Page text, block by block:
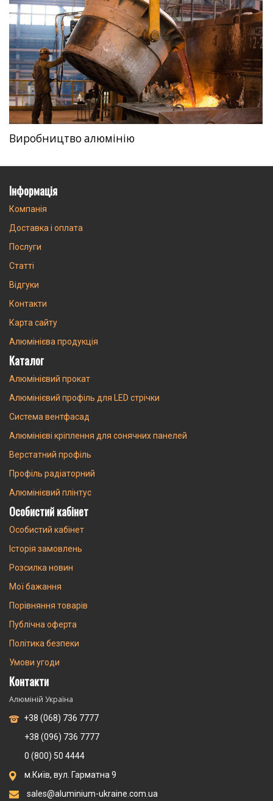
Виробництво алюмінію
Інформація
Компанія
Доставка і оплата
Послуги
Статті
Відгуки
Контакти
Карта сайту
Алюмінієва продукція
Каталог
Алюмінієвий прокат
Алюмінієвий профіль для LED стрічки
Система вентфасад
Алюмінієві кріплення для сонячних панелей
Верстатний профіль
Профіль радіаторний
Алюмінієвий плінтус
Особистий кабінет
Особистий кабінет
Історія замовлень
Розсилка новин
Мої бажання
Порівняння товарів
Публічна оферта
Політика безпеки
Умови угоди
Контакти
Алюміній Україна
+38 (068) 736 7777
+38 (096) 736 7777
0 (800) 50 4444
м.Київ, вул. Гарматна 9
sales@aluminium-ukraine.com.ua